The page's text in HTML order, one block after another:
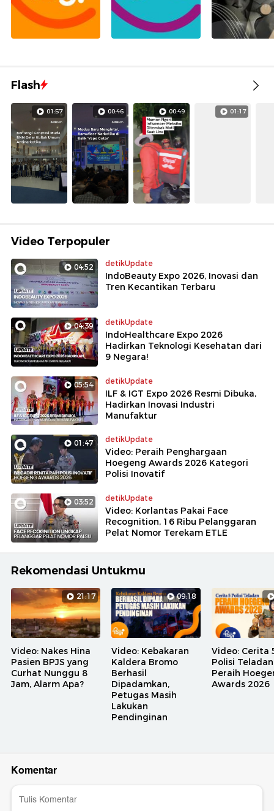
Flash
01:57 00:46 00:49 01:17
Video Terpopuler
04:52 detikUpdate
IndoBeauty Expo 2026, Inovasi dan
Tren Kecantikan Terbaru
04:39 detikUpdate
IndoHealthcare Expo 2026
Hadirkan Teknologi Kesehatan dari
9 Negara!
05:54 detikUpdate
ILF & IGT Expo 2026 Resmi Dibuka,
Hadirkan Inovasi Industri
Manufaktur
01:47 detikUpdate
Video: Peraih Penghargaan
Hoegeng Awards 2026 Kategori
Polisi Inovatif
03:52 detikUpdate
Video: Korlantas Pakai Face
Recognition, 16 Ribu Pelanggaran
Pelat Nomor Terekam ETLE
Rekomendasi Untukmu
21:17
Video: Nakes Hina
Pasien BPJS yang
Curhat Nunggu 8
Jam, Alarm Apa?
09:18
Video: Kebakaran
Kaldera Bromo
Berhasil
Dipadamkan,
Petugas Masih
Lakukan
Pendinginan
Video: Cerita
Polisi Teladan
Peraih
Awards 2026